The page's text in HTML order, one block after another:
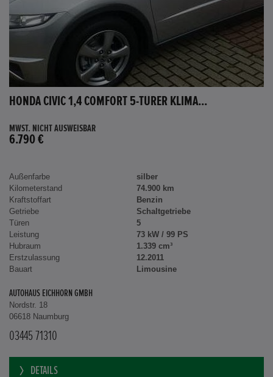
HONDA CIVIC 1,4 COMFORT 5-TÜRER KLIMA...
MWST. NICHT AUSWEISBAR
6.790 €
Außenfarbe
silber
Kilometerstand
74.900 km
Kraftstoffart
Benzin
Getriebe
Schaltgetriebe
Türen
5
Leistung
73 kW / 99 PS
Hubraum
1.339 cm³
Erstzulassung
12.2011
Bauart
Limousine
AUTOHAUS EICHHORN GMBH
Nordstr. 18
06618 Naumburg
03445 71310
DETAILS